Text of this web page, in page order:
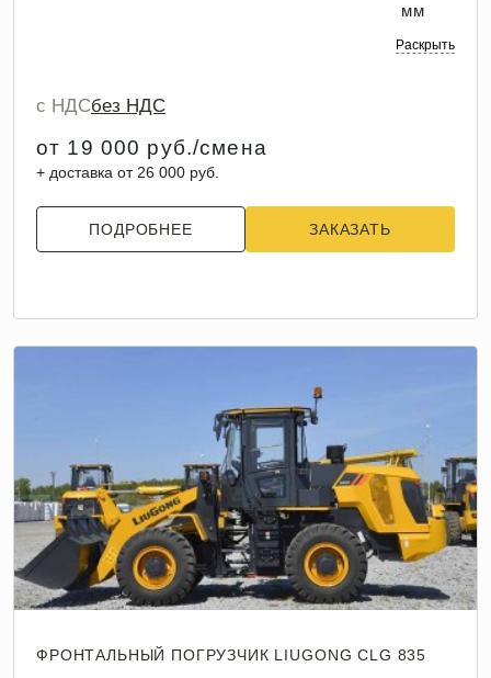
мм
Раскрыть
с НДСбез НДС
от 19 000 руб./смена
+ доставка от 26 000 руб.
ПОДРОБНЕЕ ЗАКАЗАТЬ
ФРОНТАЛЬНЫЙ ПОГРУЗЧИК LIUGONG CLG 835